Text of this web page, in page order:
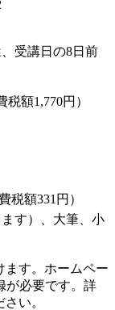
受講日の8日前
額1,770円）
税額331円）
す）、大筆、小
す。ホームペー
が必要です。詳
い。